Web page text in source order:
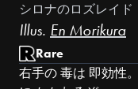
シロナのロズレイド
Illus. En Morikura
Rare
右手の 毒は 即効性